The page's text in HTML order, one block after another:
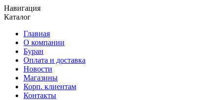
Навигация
Каталог
Главная
О компании
Буран
Оплата и доставка
Новости
Магазины
Корп. клиентам
Контакты